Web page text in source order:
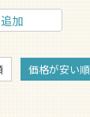
加
価格が安い順